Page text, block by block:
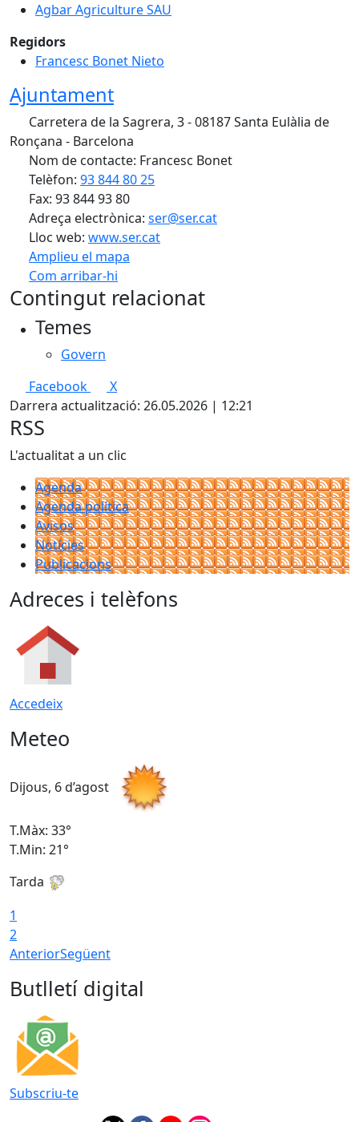
Agbar Agriculture SAU
Regidors
Francesc Bonet Nieto
Ajuntament
Carretera de la Sagrera, 3 - 08187 Santa Eulàlia de
Ronçana - Barcelona
Nom de contacte: Francesc Bonet
Telèfon: 93 844 80 25
Fax: 93 844 93 80
Adreça electrònica: ser@ser.cat
Lloc web: www.ser.cat
Amplieu el mapa
Com arribar-hi
+
Contingut relacionat
Temes
Govern
Facebook
X
Darrera actualització: 26.05.2026 | 12:21
RSS
L'actualitat a un clic
Agenda
Agenda política
Avisos
Notícies
Publicacions
Adreces i telèfons
Accedeix
Meteo
Dijous, 6 d’agost
T.Màx: 33°
T.Min: 21°
Tarda
1
2
AnteriorSegüent
Butlletí digital
Subscriu-te